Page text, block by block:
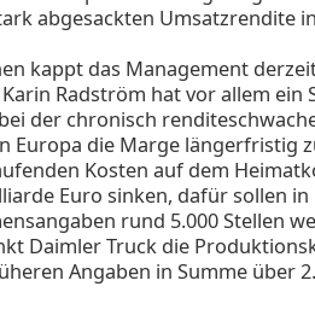
abgesackten Umsatzrendite
kappt das Management
Radström hat vor allem ein
der chronisch
Europa die Marge längerfristig
Kosten auf dem
Euro sinken, dafür sollen
rund 5.000 Stellen
Daimler Truck die
Angaben in Summe über